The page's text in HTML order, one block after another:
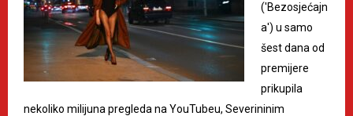
('Bezosjećajn
a') u samo
šest dana od
premijere
prikupila
nekoliko milijuna pregleda na YouTubeu, Severininim